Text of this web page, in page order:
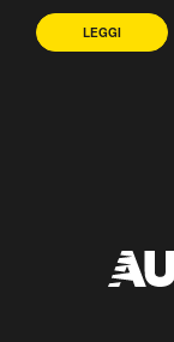
LEGGI